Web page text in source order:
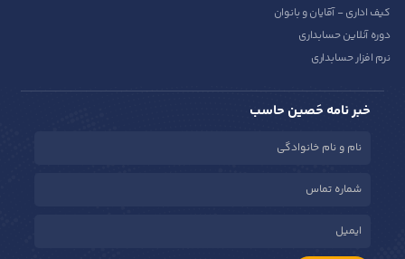
کیف اداری - آقایان و بانوان
دوره آنلاین حسابداری
نرم افزار حسابداری
خبر نامه حَصین حاسب